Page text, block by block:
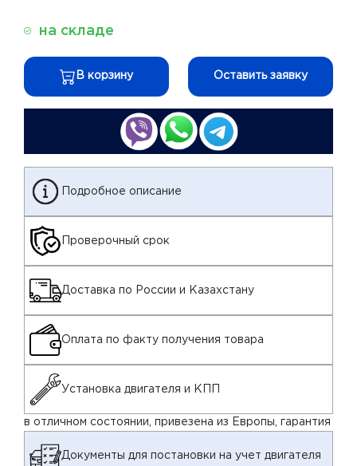
на складе
В корзину Оставить заявку
Подробное описание
Проверочный срок
Доставка по России и Казахстану
Оплата по факту получения товара
Установка двигателя и КПП
в отличном состоянии, привезена из Европы, гарантия
Документы для постановки на учет двигателя